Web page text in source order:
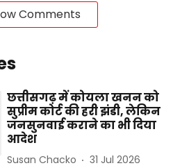
Comments
छत्तीसगढ़ में कोयला खनन को
सुप्रीम कोर्ट की हरी झंडी, लेकिन
जनसुनवाई कराने का भी दिया
आदेश
Susan Chacko 31 Jul 2026